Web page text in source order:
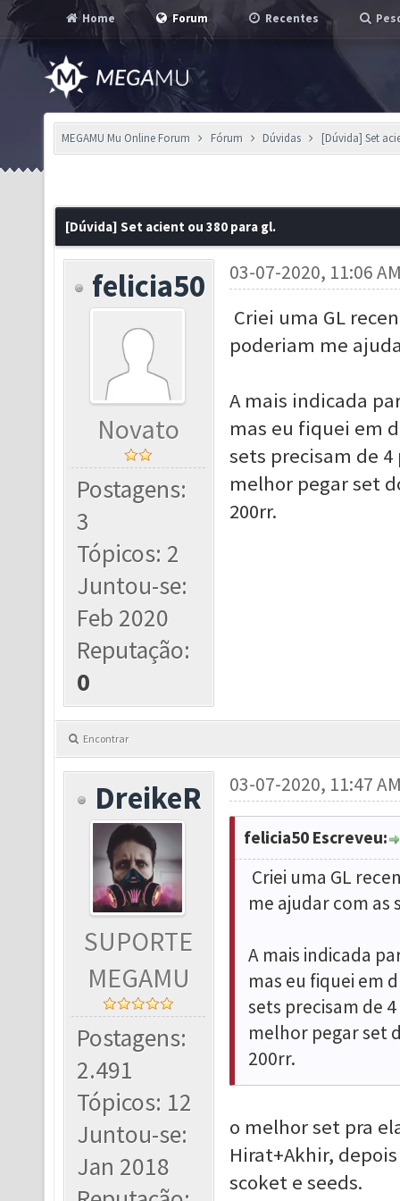
Home Forum Recentes
MEGAMU Mu Online Forum Fórum Dúvidas [Dúvida] Set
[Dúvida] Set acient ou 380 para gl.
felicia50
Novato
Postagens:
3
Tópicos: 2
Juntou-se:
Feb 2020
Reputação:
0
03-07-2020, 11:06
Criei uma GL
poderiam me
A mais indicada
mas eu fiquei em
sets precisam de
melhor pegar set
200rr.
Encontrar
DreikeR
SUPORTE
MEGAMU
Postagens:
2.491
Tópicos: 12
Juntou-se:
Jan 2018
03-07-2020, 11:47
felicia50 Escreveu:
Criei uma GL
me ajudar com as
A mais indicada
mas eu fiquei em
sets precisam de
melhor pegar set
200rr.
o melhor set pra
Hirat+Akhir,
scoket e seeds.